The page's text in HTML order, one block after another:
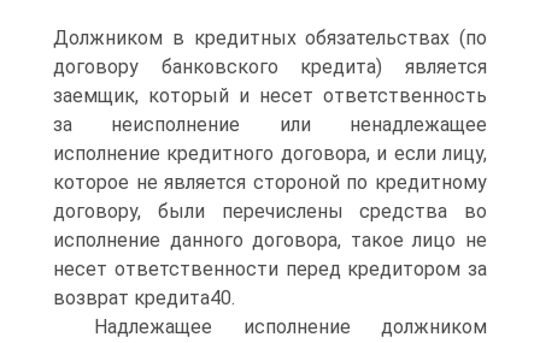
Должником в кредитных обязательствах (по
договору банковского кредита) является
заемщик, который и несет ответственность
за неисполнение или ненадлежащее
исполнение кредитного договора, и если лицу,
которое не является стороной по кредитному
договору, были перечислены средства во
исполнение данного договора, такое лицо не
несет ответственности перед кредитором за
возврат кредита40.
Надлежащее исполнение должником